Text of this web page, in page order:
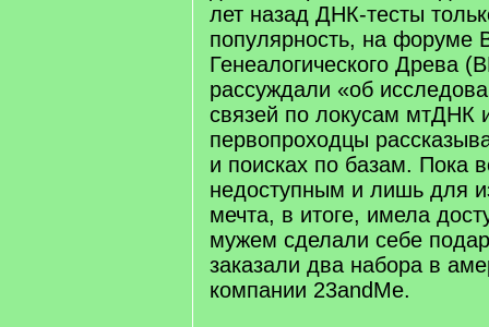
лет назад ДНК-тесты
популярность, на форуме
Генеалогического Древа
рассуждали «об
связей по локусам мтДНК
первопроходцы
и поисках по базам. Пока
недоступным и лишь для
мечта, в итоге, имела
мужем сделали себе
заказали два набора в
компании 23andMe.